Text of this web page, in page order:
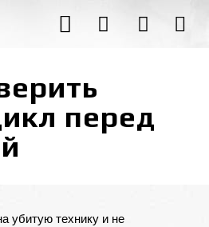
перед
убитую технику и не